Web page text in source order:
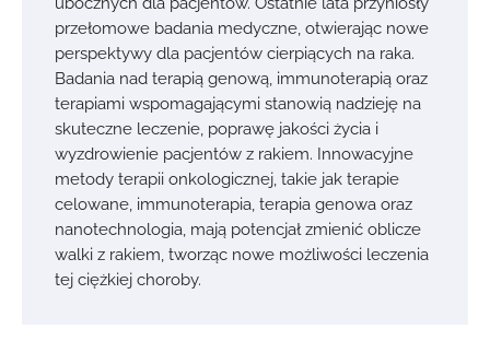
przełomowe badania medyczne, otwierając nowe
perspektywy dla pacjentów cierpiących na raka.
Badania nad terapią genową, immunoterapią oraz
terapiami wspomagającymi stanowią nadzieję na
skuteczne leczenie, poprawę jakości życia i
wyzdrowienie pacjentów z rakiem. Innowacyjne
metody terapii onkologicznej, takie jak terapie
celowane, immunoterapia, terapia genowa oraz
nanotechnologia, mają potencjał zmienić oblicze
walki z rakiem, tworząc nowe możliwości leczenia
tej ciężkiej choroby.